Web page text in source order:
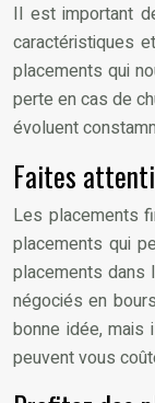
Il est important
caractéristiques
placements qui
perte en cas de
évoluent
Faites
Les placements
placements qui
placements dans
négociés en
bonne idée,
peuvent vous